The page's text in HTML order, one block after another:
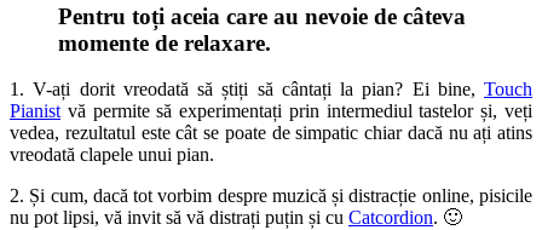
Pentru toți aceia care au nevoie de câteva
momente de relaxare.
1. V-ați dorit vreodată să știți să cântați la pian? Ei bine, Touch
Pianist vă permite să experimentați prin intermediul tastelor și, veți
vedea, rezultatul este cât se poate de simpatic chiar dacă nu ați atins
vreodată clapele unui pian.
2. Și cum, dacă tot vorbim despre muzică și distracție online, pisicile
nu pot lipsi, vă invit să vă distrați puțin și cu Catcordion. 🙂